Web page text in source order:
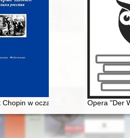
Chopin w oczach Rosjan. Antologia.
Opera "Der